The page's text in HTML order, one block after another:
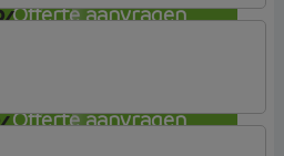
Offerte aanvragen
Offerte aanvragen